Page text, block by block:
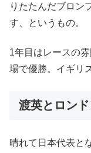
りたたんだブロン
す、というもの。
1年目はレースの
場で優勝。イギリ
渡英とロン
晴れて日本代表と